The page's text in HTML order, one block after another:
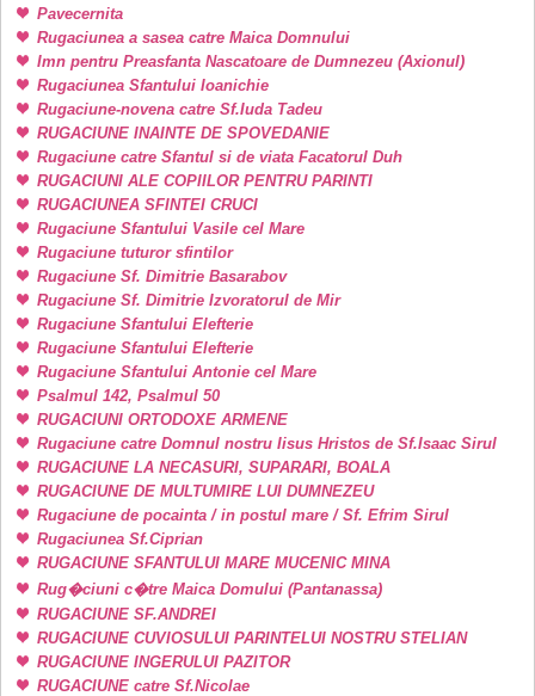
Pavecernita
Rugaciunea a sasea catre Maica Domnului
Imn pentru Preasfanta Nascatoare de Dumnezeu (Axionul)
Rugaciunea Sfantului Ioanichie
Rugaciune-novena catre Sf.Iuda Tadeu
RUGACIUNE INAINTE DE SPOVEDANIE
Rugaciune catre Sfantul si de viata Facatorul Duh
RUGACIUNI ALE COPIILOR PENTRU PARINTI
RUGACIUNEA SFINTEI CRUCI
Rugaciune Sfantului Vasile cel Mare
Rugaciune tuturor sfintilor
Rugaciune Sf. Dimitrie Basarabov
Rugaciune Sf. Dimitrie Izvoratorul de Mir
Rugaciune Sfantului Elefterie
Rugaciune Sfantului Elefterie
Rugaciune Sfantului Antonie cel Mare
Psalmul 142, Psalmul 50
RUGACIUNI ORTODOXE ARMENE
Rugaciune catre Domnul nostru Iisus Hristos de Sf.Isaac Sirul
RUGACIUNE LA NECASURI, SUPARARI, BOALA
RUGACIUNE DE MULTUMIRE LUI DUMNEZEU
Rugaciune de pocainta / in postul mare / Sf. Efrim Sirul
Rugaciunea Sf.Ciprian
RUGACIUNE SFANTULUI MARE MUCENIC MINA
Rug�ciuni c�tre Maica Domului (Pantanassa)
RUGACIUNE SF.ANDREI
RUGACIUNE CUVIOSULUI PARINTELUI NOSTRU STELIAN
RUGACIUNE INGERULUI PAZITOR
RUGACIUNE catre Sf.Nicolae